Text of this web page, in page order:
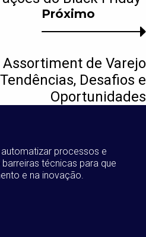
Próximo
de Varejo
Desafios e
Oportunidades
processos e
técnicas para que
e na inovação.